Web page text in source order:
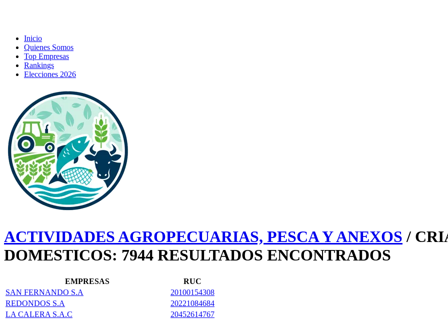
Inicio
Quienes Somos
Top Empresas
Rankings
Elecciones 2026
ACTIVIDADES AGROPECUARIAS, PESCA Y ANEXOS /
DOMESTICOS: 7944 RESULTADOS ENCONTRADOS
EMPRESAS
RUC
SAN FERNANDO S.A
20100154308
REDONDOS S.A
20221084684
LA CALERA S.A.C
20452614767